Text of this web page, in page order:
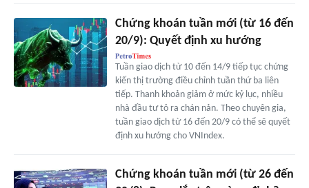
Chứng khoán tuần mới (từ 16 đến
20/9): Quyết định xu hướng
Tuần giao dịch từ 10 đến 14/9 tiếp tục chứng
kiến thị trường điều chỉnh tuần thứ ba liên
tiếp. Thanh khoản giảm ở mức kỷ lục, nhiều
nhà đầu tư tỏ ra chán nản. Theo chuyên gia,
tuần giao dịch từ 16 đến 20/9 có thể sẽ quyết
định xu hướng cho VNIndex.
Chứng khoán tuần mới (từ 26 đến